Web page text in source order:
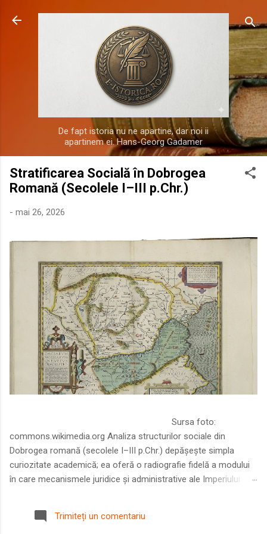
Treceți la conținutul principal
De fapt istoria nu ne apartine, dar noi ii
apartinem ei. Hans-Georg Gadamer
Stratificarea Socială în Dobrogea
Romană (Secolele I–III p.Chr.)
- mai 26, 2026
Sursa foto:
commons.wikimedia.org Analiza structurilor sociale din
Dobrogea romană (secolele I–III p.Chr.) depășește simpla
curiozitate academică; ea oferă o radiografie fidelă a modului
în care mecanismele juridice și administrative ale Imperiului
Într-o epocă în care prosperitatea excepțională a lumii romane
era susținută de o mobilitate socială dinamică și de o libertate
Trimiteți un comentariu